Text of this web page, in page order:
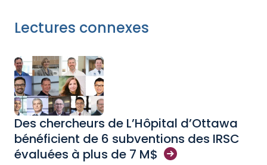
Lectures connexes
Des chercheurs de L’Hôpital d’Ottawa
bénéficient de 6 subventions des IRSC
évaluées à plus de 7 M$